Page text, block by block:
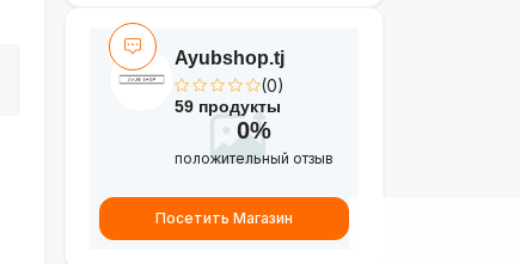
Ayubshop.tj
(0)
59 продукты
0%
положительный отзыв
Посетить Магазин